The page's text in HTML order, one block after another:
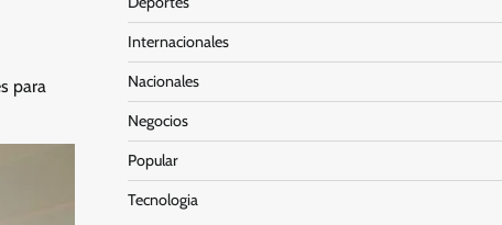
para
Internacionales
Nacionales
Negocios
Popular
Tecnologia